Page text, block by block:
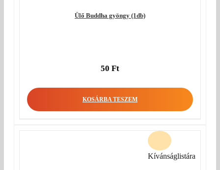
Ülő Buddha gyöngy (1db)
50 Ft
KOSÁRBA TESZEM
Kívánságlistára